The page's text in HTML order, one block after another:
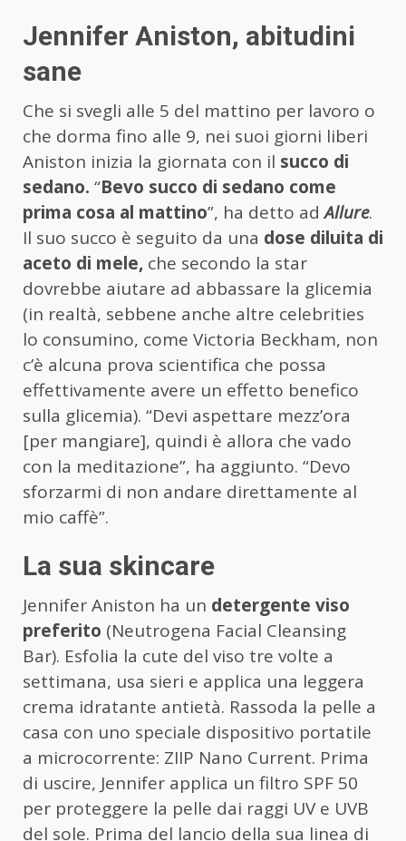
Jennifer Aniston, abitudini
sane
Che si svegli alle 5 del mattino per lavoro o
che dorma fino alle 9, nei suoi giorni liberi
Aniston inizia la giornata con il succo di
sedano. “Bevo succo di sedano come
prima cosa al mattino”, ha detto ad Allure.
Il suo succo è seguito da una dose diluita di
aceto di mele, che secondo la star
dovrebbe aiutare ad abbassare la glicemia
(in realtà, sebbene anche altre celebrities
lo consumino, come Victoria Beckham, non
c’è alcuna prova scientifica che possa
effettivamente avere un effetto benefico
sulla glicemia). “Devi aspettare mezz’ora
[per mangiare], quindi è allora che vado
con la meditazione”, ha aggiunto. “Devo
sforzarmi di non andare direttamente al
mio caffè”.
La sua skincare
Jennifer Aniston ha un detergente viso
preferito (Neutrogena Facial Cleansing
Bar). Esfolia la cute del viso tre volte a
settimana, usa sieri e applica una leggera
crema idratante antietà. Rassoda la pelle a
casa con uno speciale dispositivo portatile
a microcorrente: ZIIP Nano Current. Prima
di uscire, Jennifer applica un filtro SPF 50
per proteggere la pelle dai raggi UV e UVB
del sole. Prima del lancio della sua linea di